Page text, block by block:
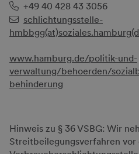
+49 40 428 43 3056
schlichtungsstelle-
www.hamburg.de/politik-und-
verwaltung/behoerden/
behinderung
Hinweis zu § 36 VSBG: Wir
Streitbeilegungsverfahren vor